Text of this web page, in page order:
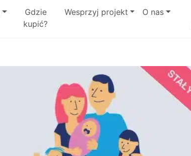
Gdzie
kupić?
Wesprzyj projekt O nas